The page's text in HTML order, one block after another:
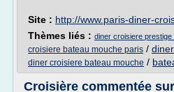
Site : http://www.paris-diner-
Thèmes liés : diner croisiere prestige
croisiere bateau mouche paris /
diner croisiere bateau mouche /
Croisière commentée